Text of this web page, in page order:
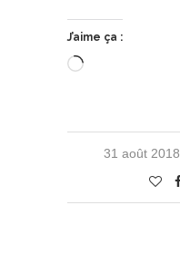
J’aime ça :
Chargement…
31 août 2018